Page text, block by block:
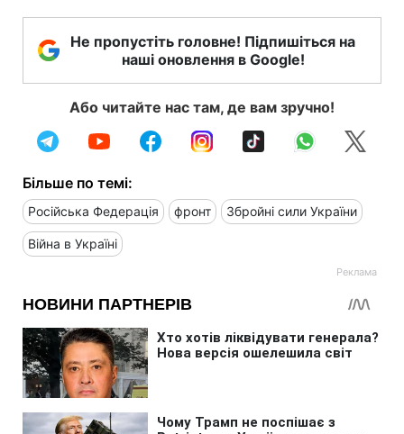
Не пропустіть головне! Підпишіться на
наші оновлення в Google!
Або читайте нас там, де вам зручно!
Більше по темі:
Російська Федерація фронт Збройні сили України
Війна в Україні